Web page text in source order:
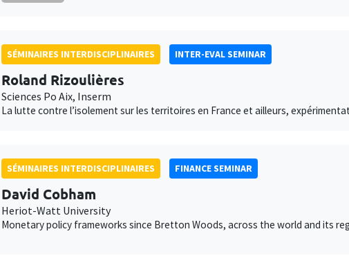
SÉMINAIRES INTERDISCIPLINAIRES INTER-EVAL SEMINAR
Roland Rizoulières
Sciences Po Aix, Inserm
La lutte contre l’isolement sur les territoires en France et ailleurs,
SÉMINAIRES INTERDISCIPLINAIRES FINANCE SEMINAR
David Cobham
Heriot-Watt University
Monetary policy frameworks since Bretton Woods, across the world and its